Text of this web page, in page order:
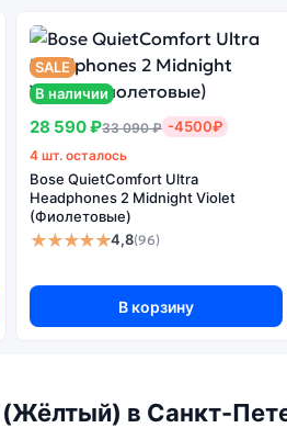
2 шт.
12/12
да
2
да
SALE
В наличии
28 590 ₽33 090 ₽ -4500₽
4 шт. осталось
Bose QuietComfort Ultra
Headphones 2 Midnight Violet
(Фиолетовые)
★★★★★4,8(96)
В корзину
(Жёлтый) в Санкт-